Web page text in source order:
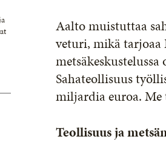
Aalto muistuttaa
veturi, mikä tarjoaa
Sahateollisuus
miljardia euroa. Me
Teollisuus ja